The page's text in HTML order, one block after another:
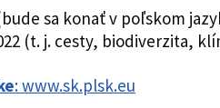
sa konať v poľskom
(t. j. cesty, biodiverzita,
: www.sk.plsk.eu